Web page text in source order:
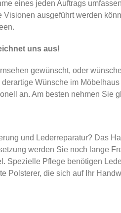
eines jeden Auftrags
ausgeführt werden
uns aus!
gewünscht, oder
Wünsche im
an. Am besten nehmen Sie
und Lederreparatur? Das
werden Sie noch lange
Pflege benötigen
Polsterer, die sich auf Ihr